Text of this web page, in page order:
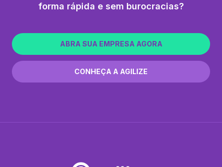
forma rápida e sem burocracias?
ABRA SUA EMPRESA AGORA
CONHEÇA A AGILIZE